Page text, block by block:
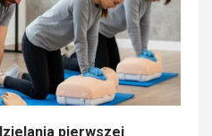
pierwszej